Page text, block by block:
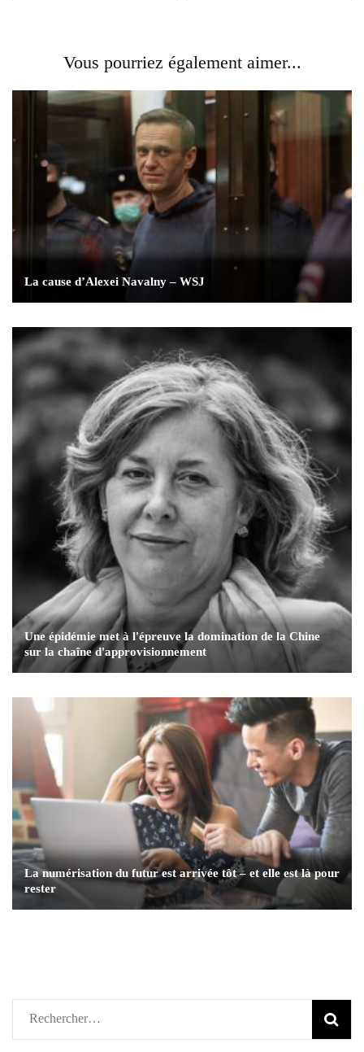
Vous pourriez également aimer...
La cause d’Alexei Navalny – WSJ
Une épidémie met à l'épreuve la domination de la Chine
sur la chaîne d'approvisionnement
La numérisation du futur est arrivée tôt – et elle est là pour
rester
Rechercher :